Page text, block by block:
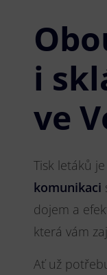
i
ve
Tisk letáků
komunikaci
dojem a
která vám
Ať už